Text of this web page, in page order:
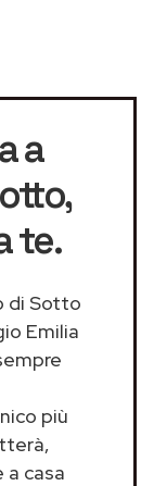
a
,
te.
di Sotto
Emilia
più
casa